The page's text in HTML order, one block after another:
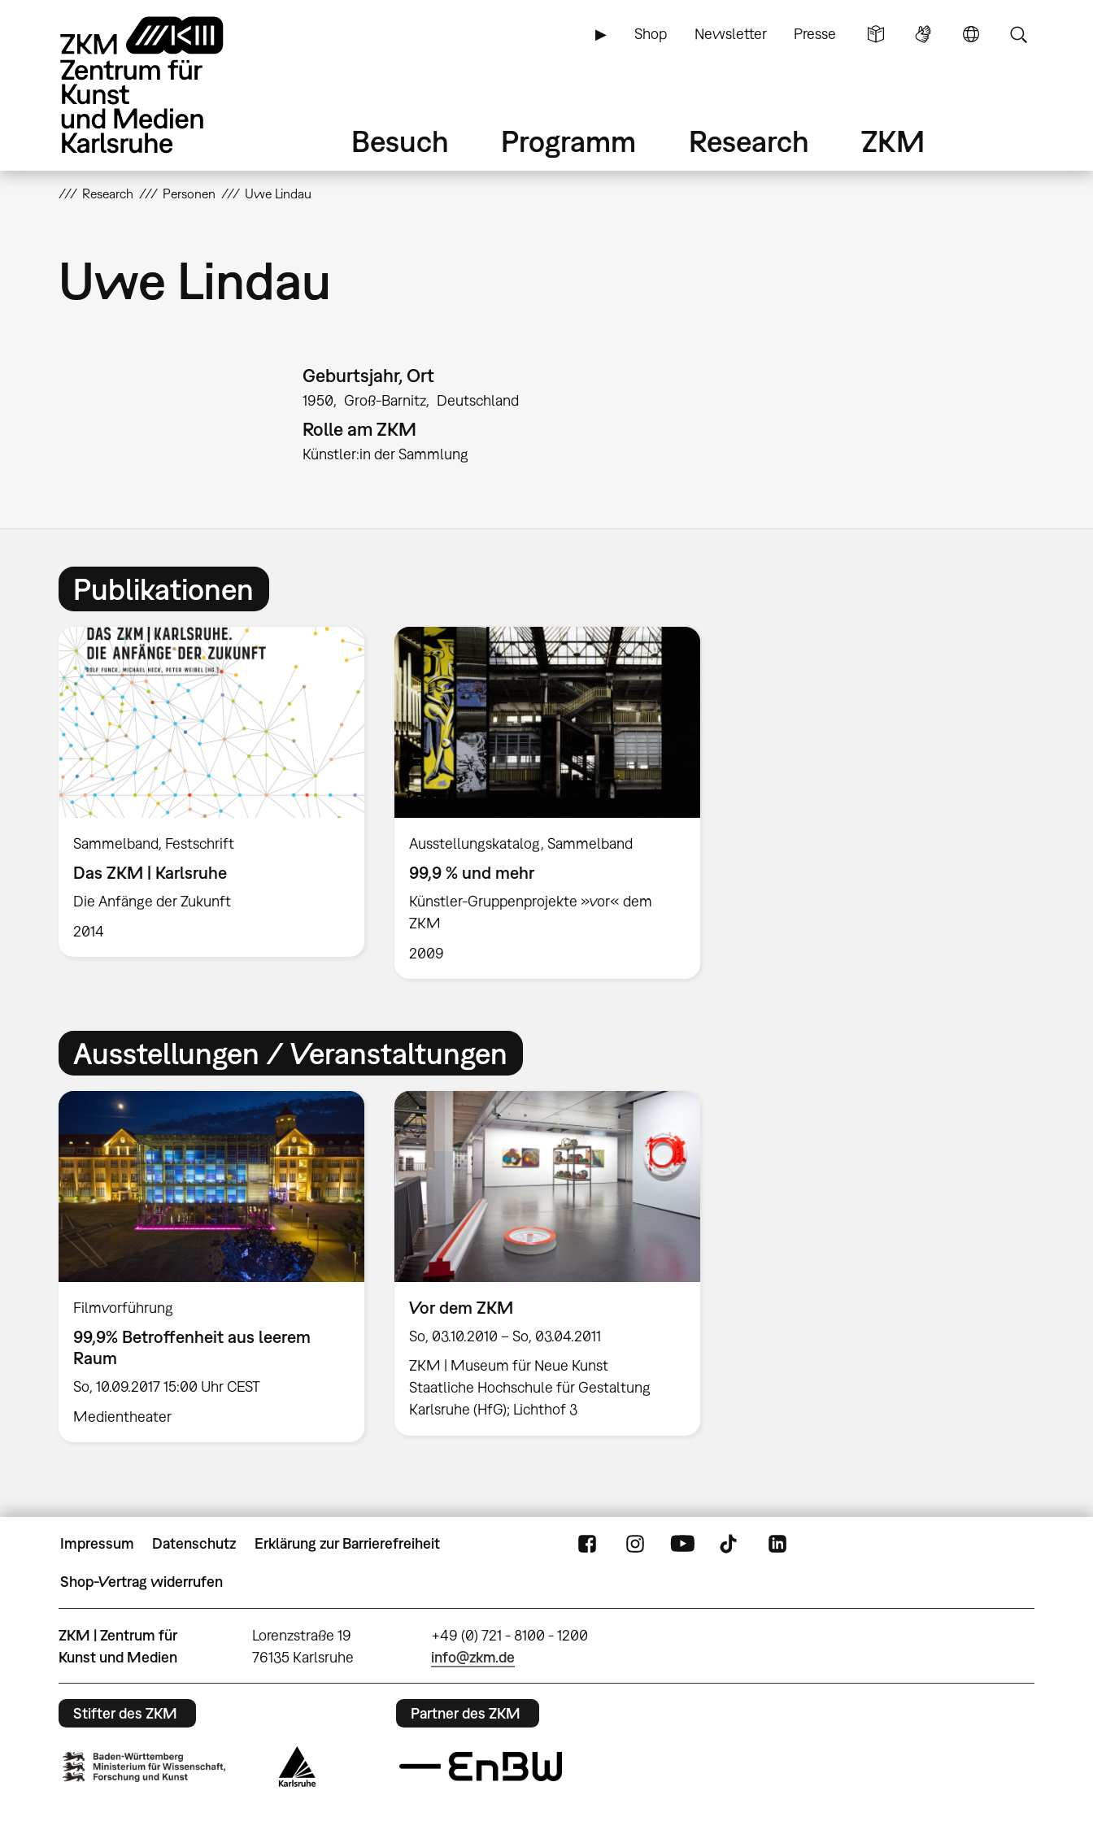
▶ Shop Newsletter Presse
Besuch Programm Research ZKM
Research Personen Uwe Lindau
Uwe Lindau
Geburtsjahr, Ort
1950 Groß-Barnitz Deutschland
Rolle am ZKM
Künstler:in der Sammlung
Publikationen
Sammelband Festschrift
Das ZKM | Karlsruhe
Die Anfänge der Zukunft
2014
Ausstellungskatalog Sammelband
99,9 % und mehr
Künstler-Gruppenprojekte »vor« dem
ZKM
2009
Ausstellungen / Veranstaltungen
Filmvorführung
99,9% Betroffenheit aus leerem
Raum
So, 10.09.2017 15:00 Uhr CEST
Medientheater
Vor dem ZKM
So, 03.10.2010 – So, 03.04.2011
ZKM | Museum für Neue Kunst
Staatliche Hochschule für Gestaltung
Karlsruhe (HfG); Lichthof 3
Impressum Datenschutz Erklärung zur Barrierefreiheit
Shop-Vertrag widerrufen
ZKM | Zentrum für
Kunst und Medien
Lorenzstraße 19
76135 Karlsruhe
+49 (0) 721 - 8100 - 1200
info@zkm.de
Stifter des ZKM Partner des ZKM